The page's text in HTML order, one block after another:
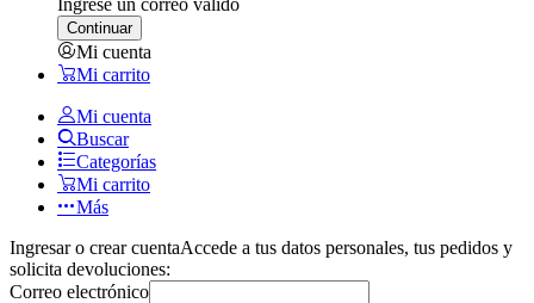
Continuar
Mi cuenta
Mi carrito
Mi cuenta
Buscar
Categorías
Mi carrito
Más
Ingresar o crear cuentaAccede a tus datos personales, tus pedidos y
solicita devoluciones:
Correo electrónico